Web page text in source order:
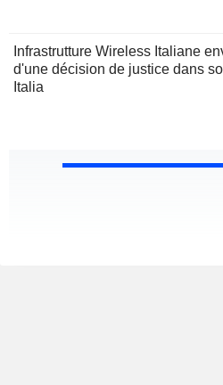
Infrastrutture Wireless Italiane
d'une décision de justice dans
Italia